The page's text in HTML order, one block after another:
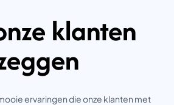
klanten
ervaringen die onze klanten met